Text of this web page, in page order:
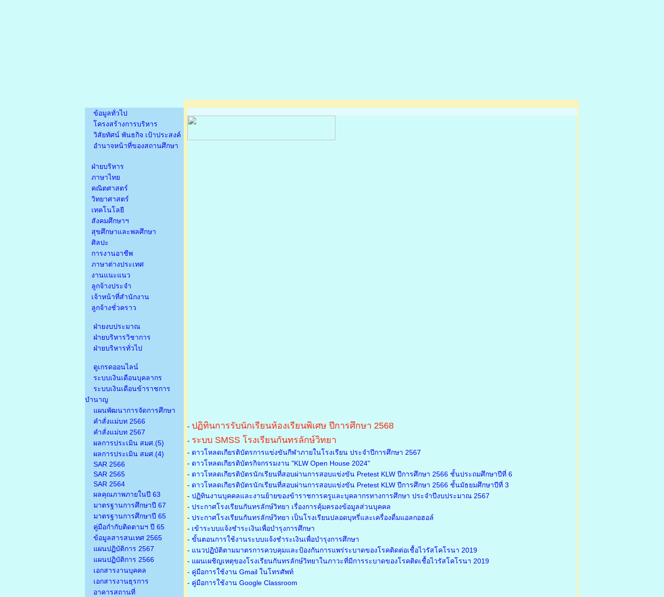
ข้อมูลทั่วไป
โครงสร้างการบริหาร
วิสัยทัศน์ พันธกิจ เป้าประสงค์
อำนาจหน้าที่ของสถานศึกษา
ฝ่ายบริหาร
ภาษาไทย
คณิตศาสตร์
วิทยาศาสตร์
เทคโนโลยี
สังคมศึกษาฯ
สุขศึกษาและพลศึกษา
ศิลปะ
การงานอาชีพ
ภาษาต่างประเทศ
งานแนะแนว
ลูกจ้างประจำ
เจ้าหน้าที่สำนักงาน
ลูกจ้างชั่วคราว
ฝ่ายงบประมาณ
ฝ่ายบริหารวิชาการ
ฝ่ายบริหารทั่วไป
ดูเกรดออนไลน์
ระบบเงินเดือนบุคลากร
ระบบเงินเดือนข้าราชการ
บำนาญ
แผนพัฒนาการจัดการศึกษา
คำสั่งแม่บท 2566
คำสั่งแม่บท 2567
ผลการประเมิน สมศ.(5)
ผลการประเมิน สมศ.(4)
SAR 2566
SAR 2565
SAR 2564
ผลคุณภาพภายในปี 63
มาตรฐานการศึกษาปี 67
มาตรฐานการศึกษาปี 65
คู่มือกำกับติดตามฯ ปี 65
ข้อมูลสารสนเทศ 2565
แผนปฏิบัติการ 2567
แผนปฏิบัติการ 2566
เอกสารงานบุคคล
เอกสารงานธุรการ
อาคารสถานที่
- ปฏิทินการรับนักเรียนห้องเรียนพิเศษ ปีการศึกษา 2568
- ระบบ SMSS โรงเรียนกันทรลักษ์วิทยา
- ดาวโหลดเกียรติบัตรการแข่งขันกีฬาภายในโรงเรียน ประจำปีการศึกษา 2567
- ดาวโหลดเกียรติบัตรกิจกรรมงาน "KLW Open House 2024"
- ดาวโหลดเกียรติบัตรนักเรียนที่สอบผ่านการสอบแข่งขัน Pretest KLW ปีการศึกษา 2566 ชั้นประถมศึกษาปีที่ 6
- ดาวโหลดเกียรติบัตรนักเรียนที่สอบผ่านการสอบแข่งขัน Pretest KLW ปีการศึกษา 2566 ชั้นมัธยมศึกษาปีที่ 3
- ปฏิทินงานบุคคลและงานย้ายของข้าราชการครูและบุคลากรทางการศึกษา ประจำปีงบประมาณ 2567
- ประกาศโรงเรียนกันทรลักษ์วิทยา เรื่องการคุ้มครองข้อมูลส่วนบุคคล
- ประกาศโรงเรียนกันทรลักษ์วิทยา เป็นโรงเรียนปลอดบุหรี่และเครื่องดื่มแอลกอฮอล์
- เข้าระบบแจ้งชำระเงินเพื่อบำรุงการศึกษา
- ขั้นตอนการใช้งานระบบแจ้งชำระเงินเพื่อบำรุงการศึกษา
- แนวปฏิบัติตามมาตรการควบคุมและป้องกันการแพร่ระบาดของโรคติดต่อเชื้อไวรัสโคโรนา 2019
- แผนเผชิญเหตุของโรงเรียนกันทรลักษ์วิทยาในภาวะที่มีการระบาดของโรคติดเชื้อไวรัสโคโรนา 2019
- คู่มือการใช้งาน Gmail ในโทรศัพท์
- คู่มือการใช้งาน Google Classroom